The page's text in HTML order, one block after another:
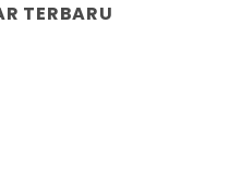
TERBARU